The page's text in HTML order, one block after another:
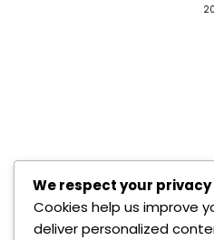
We respect your privacy
Cookies help us improve
deliver personalized